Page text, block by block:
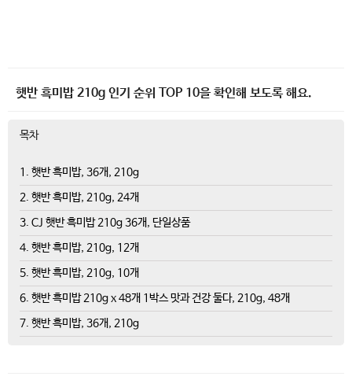
햇반 흑미밥 210g 인기 순위 TOP 10을 확인해 보도록 해요.
목차
1. 햇반 흑미밥, 36개, 210g
2. 햇반 흑미밥, 210g, 24개
3. CJ 햇반 흑미밥 210g 36개, 단일상품
4. 햇반 흑미밥, 210g, 12개
5. 햇반 흑미밥, 210g, 10개
6. 햇반 흑미밥 210g x 48개 1박스 맛과 건강 둘다, 210g, 48개
7. 햇반 흑미밥, 36개, 210g